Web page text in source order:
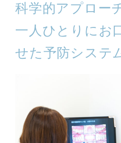
科学的アプロー
一人ひとりにお
せた予防システ